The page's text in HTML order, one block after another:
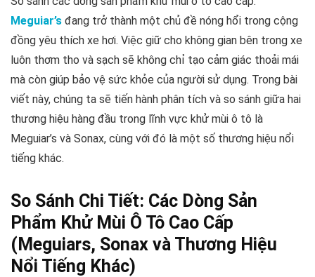
Meguiar’s đang trở thành một chủ đề nóng hổi trong cộng
đồng yêu thích xe hơi. Việc giữ cho không gian bên trong xe
luôn thơm tho và sạch sẽ không chỉ tạo cảm giác thoải mái
mà còn giúp bảo vệ sức khỏe của người sử dụng. Trong bài
viết này, chúng ta sẽ tiến hành phân tích và so sánh giữa hai
thương hiệu hàng đầu trong lĩnh vực khử mùi ô tô là
Meguiar’s và Sonax, cùng với đó là một số thương hiệu nổi
tiếng khác.
So Sánh Chi Tiết: Các Dòng Sản
Phẩm Khử Mùi Ô Tô Cao Cấp
(Meguiars, Sonax và Thương Hiệu
Nổi Tiếng Khác)